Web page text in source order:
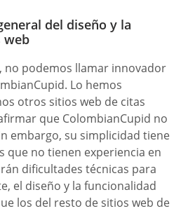
del diseño y la
web
no podemos llamar innovador
Lo hemos
otros sitios web de citas
que ColombianCupid no
embargo, su simplicidad tiene
que no tienen experiencia en
dificultades técnicas para
el diseño y la funcionalidad
los del resto de sitios web de